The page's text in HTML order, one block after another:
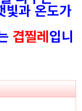
과 온도가
겹찔레입니